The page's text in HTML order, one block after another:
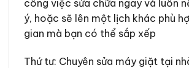
công việc sửa chữa ngay và luôn
ý, hoặc sẽ lên một lịch khác phù
gian mà bạn có thể sắp xếp
Thứ tư: Chuyên sửa máy giặt tại